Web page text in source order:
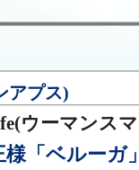
アプス)
ウーマンス
「ベルーガ